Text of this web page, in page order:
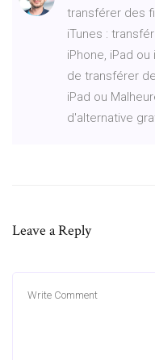
transférer des
iTunes :
iPhone, iPad
de transférer
iPad ou
d'alternative
Leave a Reply